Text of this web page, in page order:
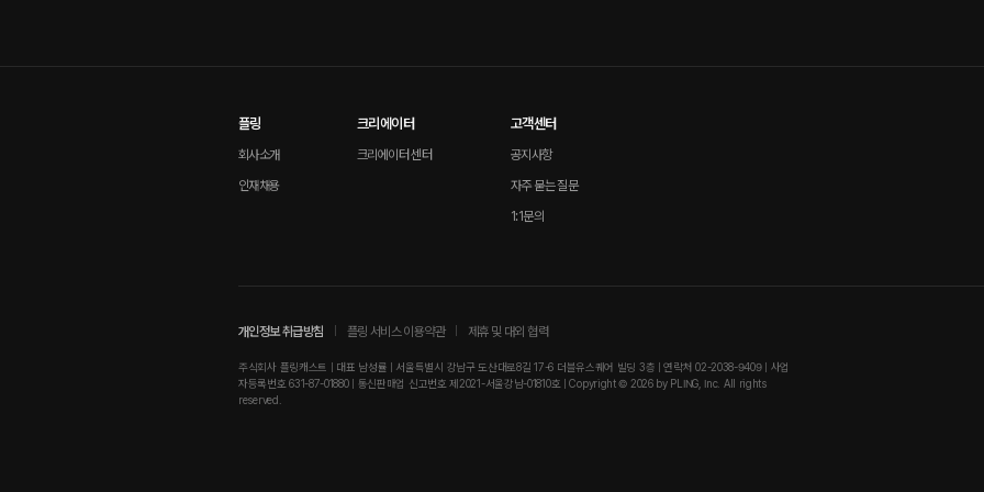
플링
회사소개
인재채용
크리에이터
크리에이터 센터
고객센터
공지사항
자주 묻는 질문
1:1문의
개인정보 취급방침 플링 서비스 이용약관 제휴 및 대외 협력
주식회사 플링캐스트 | 대표 남성률 | 서울특별시 강남구 도산대로8길 17-6 더블유스퀘어 빌딩 3층 | 연락처 02-2038-9409 | 사업
자등록번호 631-87-01880 | 통신판매업 신고번호 제2021-서울강남-01810호 | Copyright © 2026 by PLING, Inc. All rights
reserved.